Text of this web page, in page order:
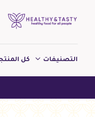
التصنيفات
مخبوزات
كل